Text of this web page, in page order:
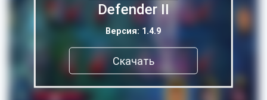
Defender II
Версия: 1.4.9
Скачать